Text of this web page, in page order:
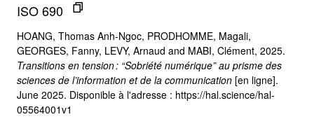
ISO 690
HOANG, Thomas Anh-Ngoc, PRODHOMME, Magali,
GEORGES, Fanny, LEVY, Arnaud and MABI, Clément, 2025.
Transitions en tension : “Sobriété numérique” au prisme des
sciences de l’information et de la communication [en ligne].
June 2025. Disponible à l'adresse : https://hal.science/hal-
05564001v1